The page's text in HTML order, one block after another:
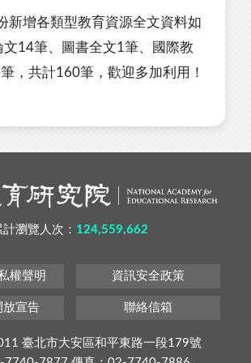
新增各類型教育資源全文資料如
文14筆、圖書全文1筆、國際教
，共計160筆，歡迎多加利用！
計瀏覽人次： 124,559,662
權聲明 資訊安全政策
放宣告 聯絡信箱
臺北市大安區和平東路一段179號